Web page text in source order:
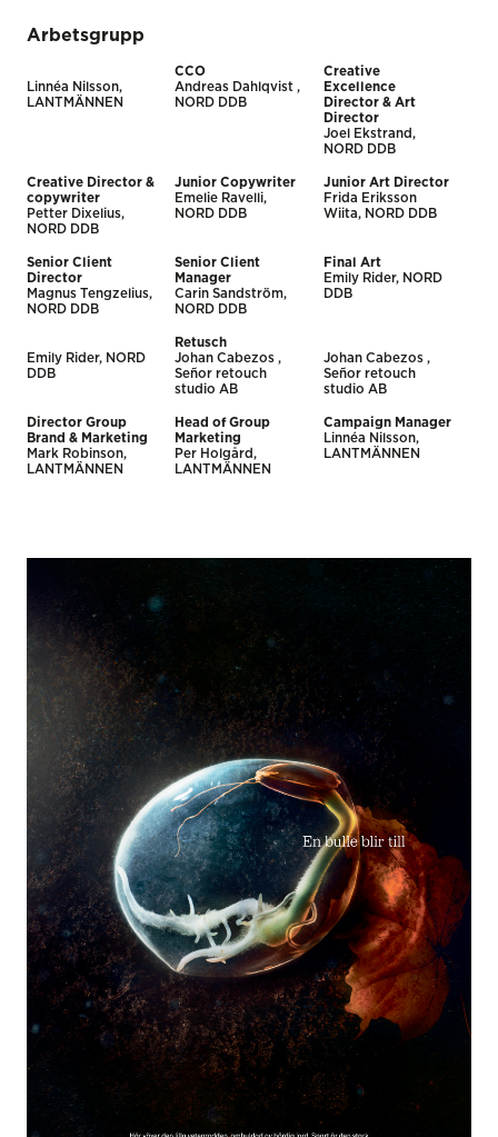
Arbetsgrupp
Linnéa Nilsson,
LANTMÄNNEN
CCO
Andreas Dahlqvist ,
NORD DDB
Creative
Excellence
Director & Art
Director
Joel Ekstrand,
NORD DDB
Creative Director &
copywriter
Petter Dixelius,
NORD DDB
Junior Copywriter
Emelie Ravelli,
NORD DDB
Junior Art Director
Frida Eriksson
Wiita, NORD DDB
Senior Client
Director
Magnus Tengzelius,
NORD DDB
Senior Client
Manager
Carin Sandström,
NORD DDB
Final Art
Emily Rider, NORD
DDB
Emily Rider, NORD
DDB
Retusch
Johan Cabezos ,
Señor retouch
studio AB
Johan Cabezos ,
Señor retouch
studio AB
Director Group
Brand & Marketing
Mark Robinson,
LANTMÄNNEN
Head of Group
Marketing
Per Holgård,
LANTMÄNNEN
Campaign Manager
Linnéa Nilsson,
LANTMÄNNEN